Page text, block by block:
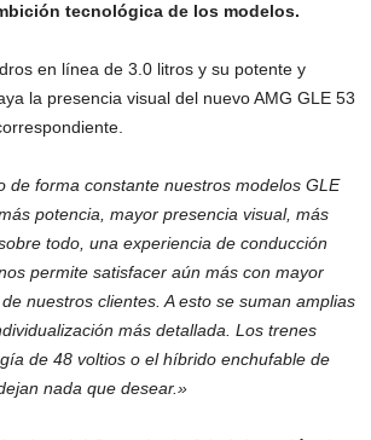
tecnológica de los modelos.
en línea de 3.0 litros y su potente y
la presencia visual del nuevo AMG GLE 53
de forma constante nuestros modelos GLE
potencia, mayor presencia visual, más
todo, una experiencia de conducción
permite satisfacer aún más con mayor
nuestros clientes. A esto se suman amplias
más detallada. Los trenes
de 48 voltios o el híbrido enchufable de
nada que desear.»